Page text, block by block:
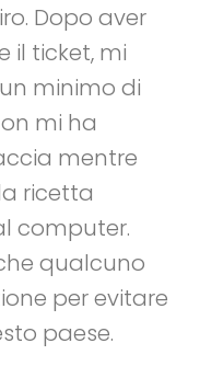
Dopo aver
ticket, mi
minimo di
mi ha
mentre
ricetta
computer.
qualcuno
per evitare
paese.